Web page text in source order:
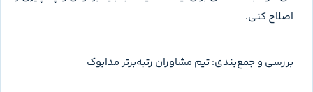
تصویری، آزمون پایان فصل و بخش چالشی باعث می‌شود فقط یک
مدل سؤال را تکرار نکنی.
محدودیت اصلی هم روشن است: جلد اول پاسخ تشریحی و